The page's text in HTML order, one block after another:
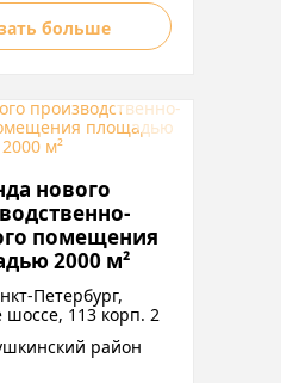
больше
нового
помещения
2000 м²
Петербург,
шоссе, 113 корп. 2
район